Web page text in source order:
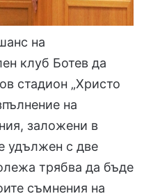
на
клуб Ботев да
стадион „Христо
на
заложени в
удължен с две
трябва да бъде
съмнения на